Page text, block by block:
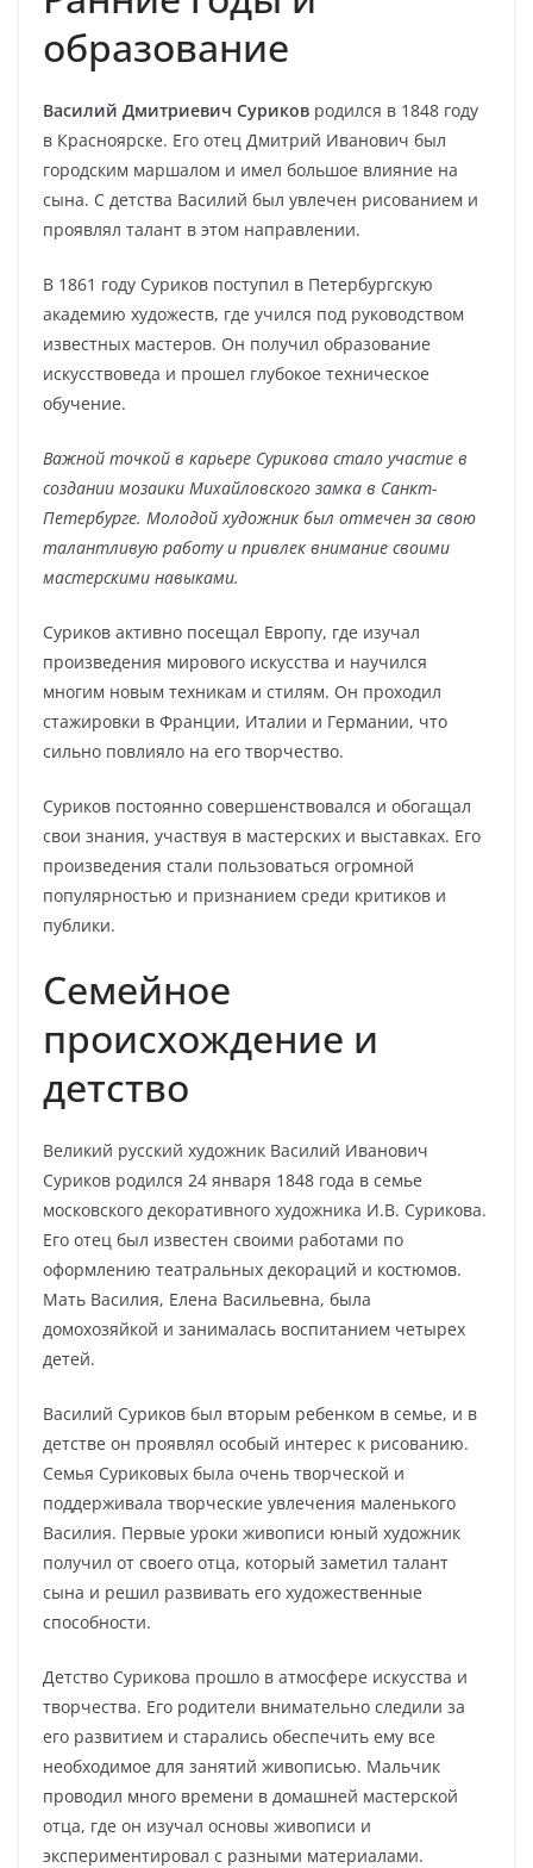
образование
Василий Дмитриевич Суриков родился в 1848 году
в Красноярске. Его отец Дмитрий Иванович был
городским маршалом и имел большое влияние на
сына. С детства Василий был увлечен рисованием и
проявлял талант в этом направлении.
В 1861 году Суриков поступил в Петербургскую
академию художеств, где учился под руководством
известных мастеров. Он получил образование
искусствоведа и прошел глубокое техническое
обучение.
Важной точкой в карьере Сурикова стало участие в
создании мозаики Михайловского замка в Санкт-
Петербурге. Молодой художник был отмечен за свою
талантливую работу и привлек внимание своими
мастерскими навыками.
Суриков активно посещал Европу, где изучал
произведения мирового искусства и научился
многим новым техникам и стилям. Он проходил
стажировки в Франции, Италии и Германии, что
сильно повлияло на его творчество.
Суриков постоянно совершенствовался и обогащал
свои знания, участвуя в мастерских и выставках. Его
произведения стали пользоваться огромной
популярностью и признанием среди критиков и
публики.
Семейное
происхождение и
детство
Великий русский художник Василий Иванович
Суриков родился 24 января 1848 года в семье
московского декоративного художника И.В. Сурикова.
Его отец был известен своими работами по
оформлению театральных декораций и костюмов.
Мать Василия, Елена Васильевна, была
домохозяйкой и занималась воспитанием четырех
детей.
Василий Суриков был вторым ребенком в семье, и в
детстве он проявлял особый интерес к рисованию.
Семья Суриковых была очень творческой и
поддерживала творческие увлечения маленького
Василия. Первые уроки живописи юный художник
получил от своего отца, который заметил талант
сына и решил развивать его художественные
способности.
Детство Сурикова прошло в атмосфере искусства и
творчества. Его родители внимательно следили за
его развитием и старались обеспечить ему все
необходимое для занятий живописью. Мальчик
проводил много времени в домашней мастерской
отца, где он изучал основы живописи и
экспериментировал с разными материалами.